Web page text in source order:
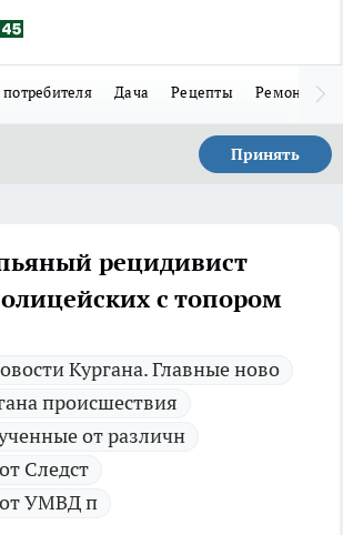
Дача Рецепты Ремонт
Принять
рецидивист
с топором
Кургана. Главные ново
происшествия
от различн
Следст
УМВД п